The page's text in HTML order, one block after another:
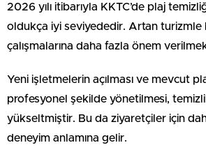
2026 yılı itibarıyla KKTC’de plaj
oldukça iyi seviyededir. Artan turizmle
çalışmalarına daha fazla önem
Yeni işletmelerin açılması ve mevcut
profesyonel şekilde yönetilmesi,
yükseltmiştir. Bu da ziyaretçiler için
deneyim anlamına gelir.